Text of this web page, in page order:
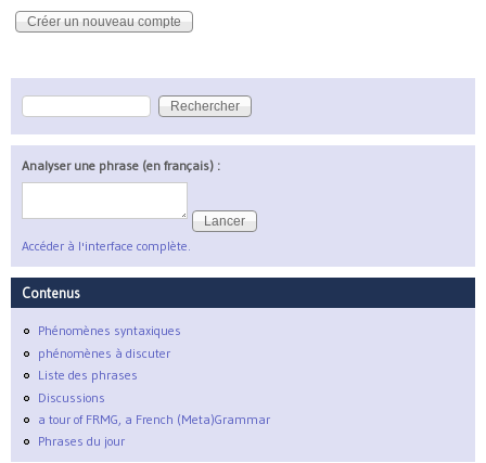
Formulaire de recherche
Rechercher
Analyser une phrase (en français) :
Accéder à l'interface complète.
Contenus
Phénomènes syntaxiques
phénomènes à discuter
Liste des phrases
Discussions
a tour of FRMG, a French (Meta)Grammar
Phrases du jour